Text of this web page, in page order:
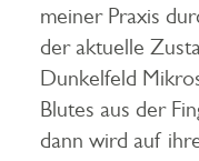
meiner Praxis
der aktuelle
Dunkelfeld
Blutes aus der
dann wird auf